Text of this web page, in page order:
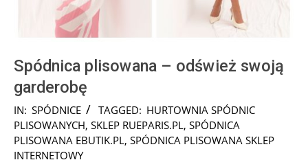
Spódnica plisowana – odśwież swoją
garderobę
2025-
09-
29
IN: SPÓDNICE TAGGED: HURTOWNIA SPÓDNIC
PLISOWANYCH, SKLEP RUEPARIS.PL, SPÓDNICA
PLISOWANA EBUTIK.PL, SPÓDNICA PLISOWANA SKLEP
INTERNETOWY